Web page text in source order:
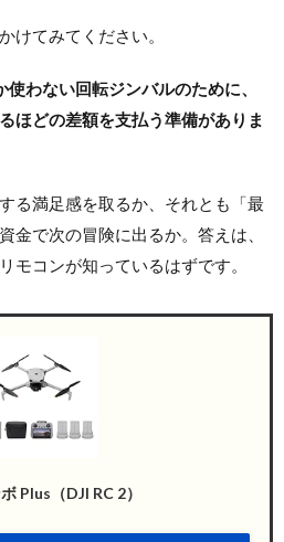
けてみてください。
使わない回転ジンバルのために、
ほどの差額を支払う準備がありま
る満足感を取るか、それとも「最
金で次の冒険に出るか。答えは、
モコンが知っているはずです。
Plus（DJI RC 2）